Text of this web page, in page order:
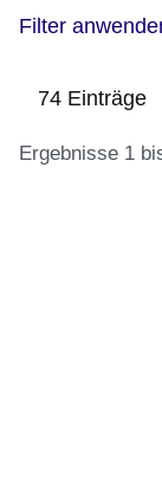
Filter
74 Einträge
Ergebnisse 1